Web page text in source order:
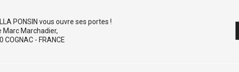
PONSIN vous ouvre ses portes !
Marc Marchadier,
COGNAC - FRANCE